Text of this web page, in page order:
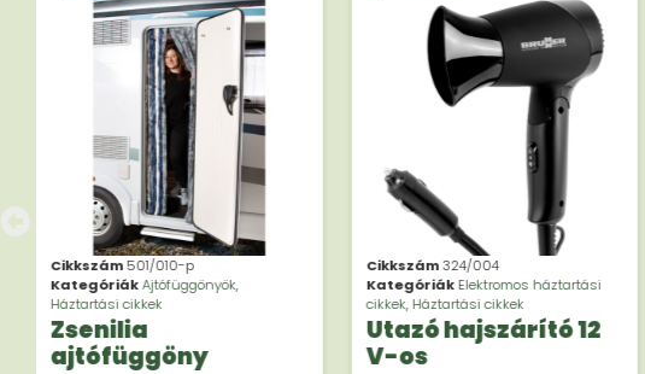
Cikkszám501/010-p
KategóriákAjtófüggönyök,
Háztartási cikkek
Zsenilia
ajtófüggöny
Cikkszám324/004
Kategóriák Elektromos háztartási
cikkek,Háztartási cikkek
Utazó hajszárító 12
V-os